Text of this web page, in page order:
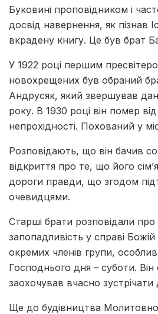
Буковині проповідником і
досвід навернення, як пізнав
вкрадену книгу. Це був брат
У 1922 році першим
новохрещених був обраний
Андрусяк, який звершував
року. В 1930 році він помер
непрохідності. Похований у
Розповідають, що він бачив
відкриття про те, що його
дороги правди, що згодом
очевидцями.
Старші брати розповідали про
запопадливість у справі
окремих членів групи,
Господнього дня – суботи.
заохочував вчасно зустрічати
Ще до будівництва